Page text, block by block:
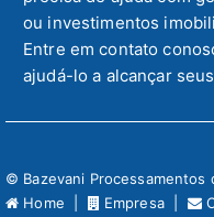
ou investimentos
Entre em contato
ajudá-lo a alcançar
© Bazevani Processamentos
Home |
Empresa |